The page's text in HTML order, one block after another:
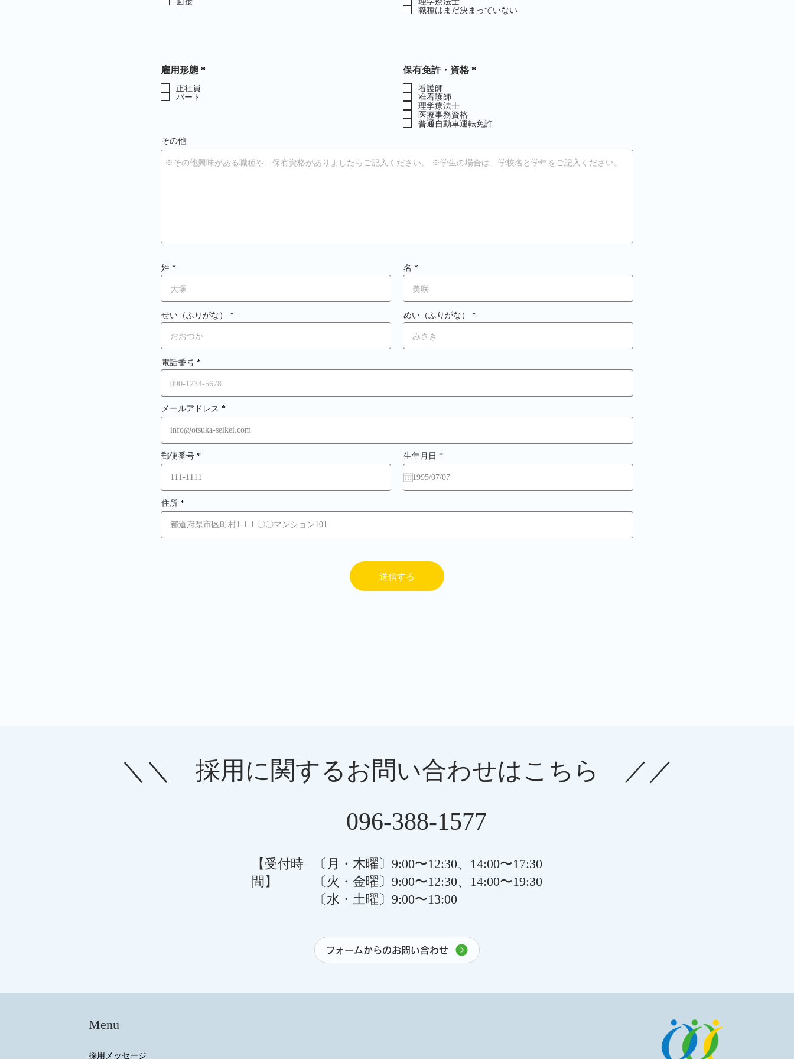
職種はまだ決まっていない
雇用形態 *必
正社員
パート
保有免許・資格 *必
看護師
准看護師
理学療法士
医療事務資格
普通自動車運転免許
その他
姓 名
せい（ふりがな） めい（ふりがな）
電話番号
メールアドレス
郵便番号 生年月日 *r
e
q
u
i
d
住所
送信する
〔月・木曜〕9:00〜12:30、14:00〜17:30
〔火・金曜〕9:00〜12:30、14:00〜19:30
〔水・土曜〕9:00〜13:00
【受付時
間】
096-388-1577
＼＼ 採用に関するお問い合わせはこちら ／／
フォームからのお問い合わせ
採用メッセージ
Menu